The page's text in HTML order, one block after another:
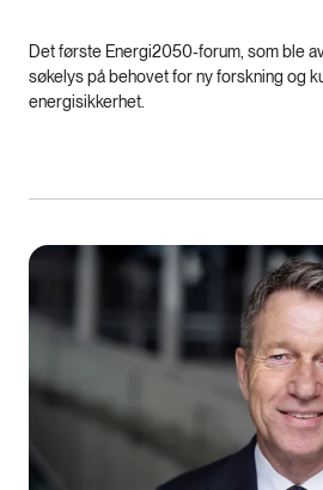
Det første Energi2050-forum, som ble
søkelys på behovet for ny forskning og
energisikkerhet.